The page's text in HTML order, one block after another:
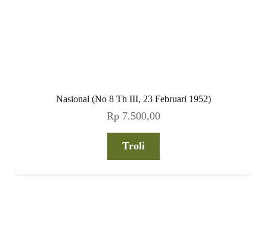
Nasional (No 8 Th III, 23 Februari 1952)
Rp 7.500,00
Troli